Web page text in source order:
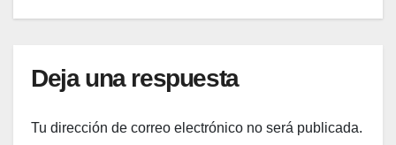
Deja una respuesta
Tu dirección de correo electrónico no será publicada.